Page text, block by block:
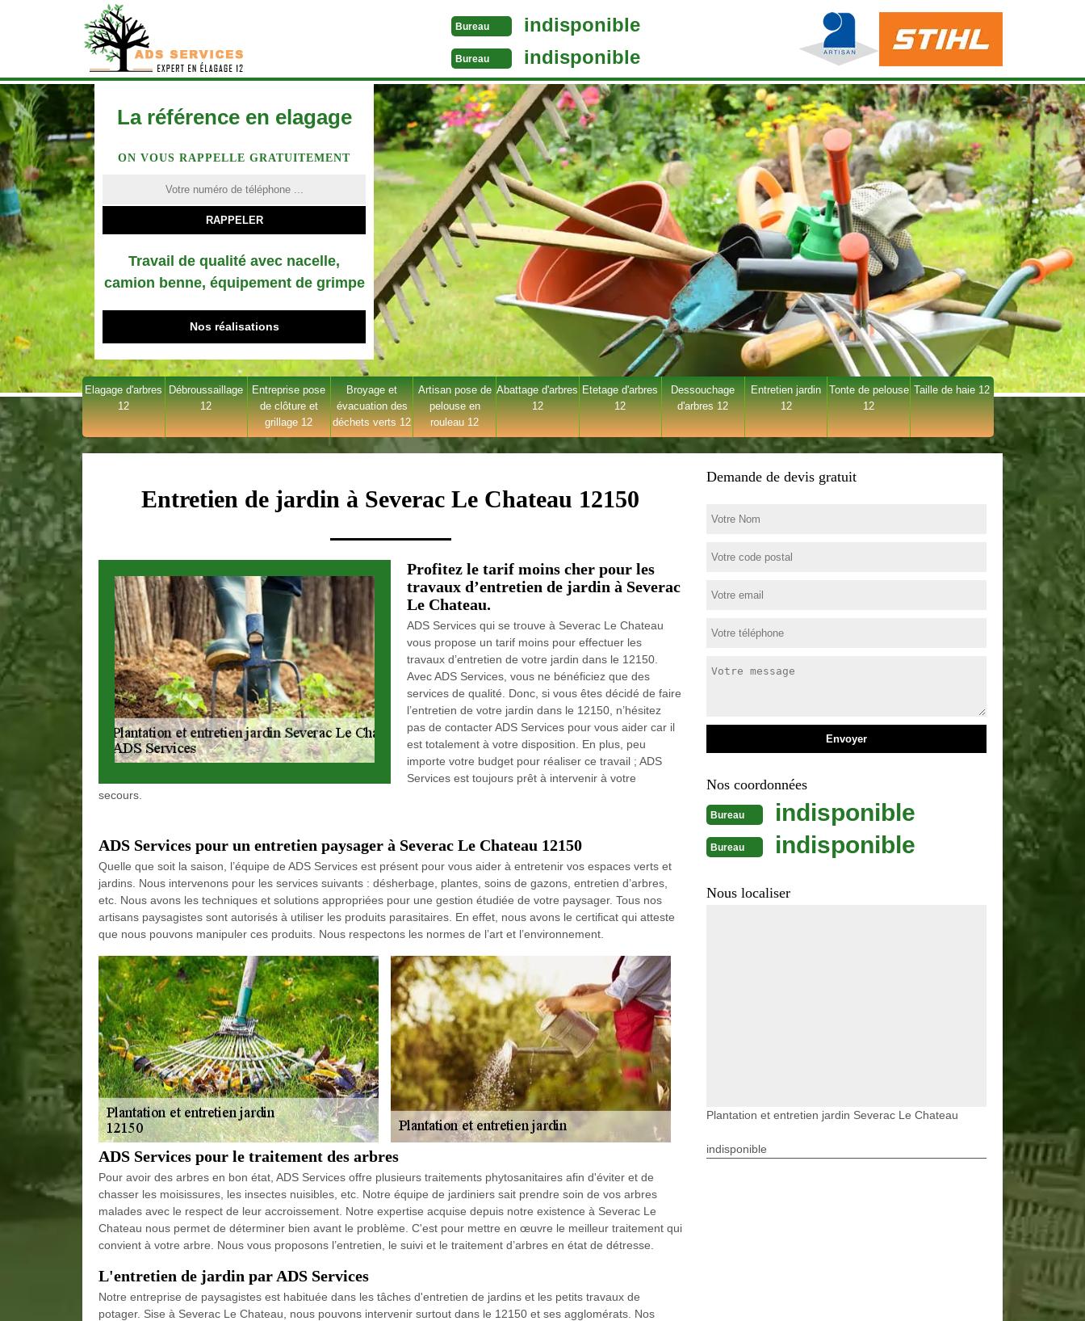
Bureau indisponible
Bureau indisponible
La référence en elagage
ON VOUS RAPPELLE GRATUITEMENT
Travail de qualité avec nacelle,
camion benne, équipement de grimpe
Nos réalisations
Elagage d'arbres
12
Débroussaillage
12
Entreprise pose
de clôture et
grillage 12
Broyage et
évacuation des
déchets verts 12
Artisan pose de
pelouse en
rouleau 12
Abattage d'arbres
12
Etetage d'arbres
12
Dessouchage
d'arbres 12
Entretien jardin
12
Tonte de pelouse
12
Taille de haie 12
Entretien de jardin à Severac Le Chateau 12150
Profitez le tarif moins cher pour les
travaux d’entretien de jardin à Severac
Le Chateau.
ADS Services qui se trouve à Severac Le Chateau
vous propose un tarif moins pour effectuer les
travaux d’entretien de votre jardin dans le 12150.
Avec ADS Services, vous ne bénéficiez que des
services de qualité. Donc, si vous êtes décidé de faire
l’entretien de votre jardin dans le 12150, n’hésitez
pas de contacter ADS Services pour vous aider car il
est totalement à votre disposition. En plus, peu
importe votre budget pour réaliser ce travail ; ADS
Services est toujours prêt à intervenir à votre
secours.
ADS Services pour un entretien paysager à Severac Le Chateau 12150
Quelle que soit la saison, l’équipe de ADS Services est présent pour vous aider à entretenir vos espaces verts et
jardins. Nous intervenons pour les services suivants : désherbage, plantes, soins de gazons, entretien d’arbres,
etc. Nous avons les techniques et solutions appropriées pour une gestion étudiée de votre paysager. Tous nos
artisans paysagistes sont autorisés à utiliser les produits parasitaires. En effet, nous avons le certificat qui atteste
que nous pouvons manipuler ces produits. Nous respectons les normes de l’art et l’environnement.
ADS Services pour le traitement des arbres
Pour avoir des arbres en bon état, ADS Services offre plusieurs traitements phytosanitaires afin d'éviter et de
chasser les moisissures, les insectes nuisibles, etc. Notre équipe de jardiniers sait prendre soin de vos arbres
malades avec le respect de leur accroissement. Notre expertise acquise depuis notre existence à Severac Le
Chateau nous permet de déterminer bien avant le problème. C'est pour mettre en œuvre le meilleur traitement qui
convient à votre arbre. Nous vous proposons l’entretien, le suivi et le traitement d’arbres en état de détresse.
L'entretien de jardin par ADS Services
Notre entreprise de paysagistes est habituée dans les tâches d'entretien de jardins et les petits travaux de
potager. Sise à Severac Le Chateau, nous pouvons intervenir surtout dans le 12150 et ses agglomérats. Nos
Demande de devis gratuit
Nos coordonnées
Bureau indisponible
Bureau indisponible
Nous localiser
Plantation et entretien jardin Severac Le Chateau
indisponible